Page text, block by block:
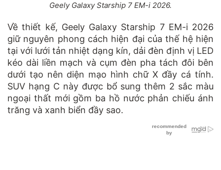
Geely Galaxy Starship 7 EM-i 2026.
Về thiết kế, Geely Galaxy Starship 7 EM-i 2026
giữ nguyên phong cách hiện đại của thế hệ hiện
tại với lưới tản nhiệt dạng kín, dải đèn định vị LED
kéo dài liền mạch và cụm đèn pha tách đôi bên
dưới tạo nên diện mạo hình chữ X đầy cá tính.
SUV hạng C này được bổ sung thêm 2 sắc màu
ngoại thất mới gồm ba hồ nước phản chiếu ánh
trăng và xanh biển đầy sao.